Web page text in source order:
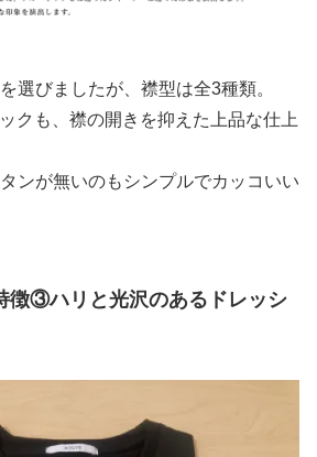
選びましたが、襟型は全3種類。
クも、襟の開きを抑えた上品な仕上
ンが無いのもシンプルでカッコいい
徴③ハリと光沢のあるドレッシ